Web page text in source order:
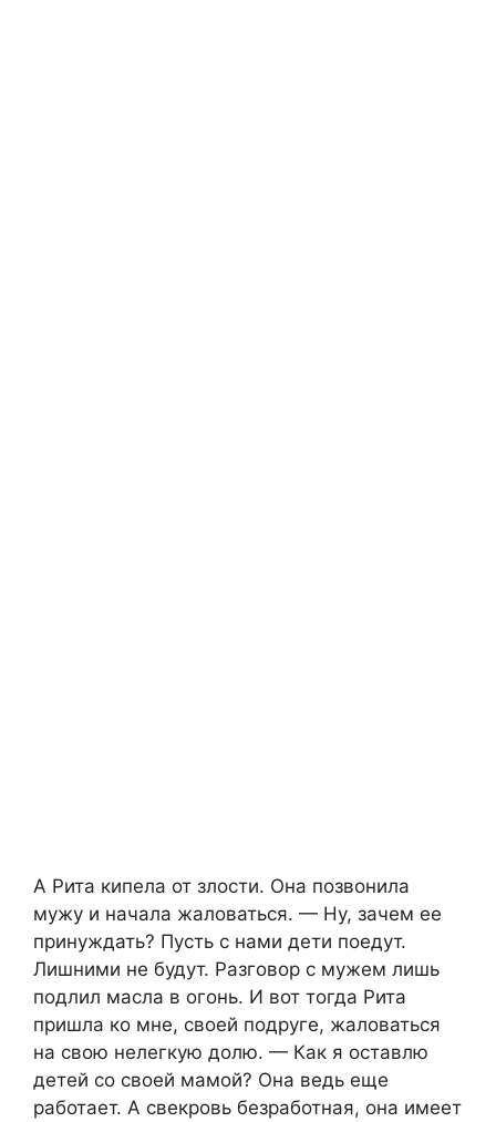
А Рита кипела от злости. Она позвонила
мужу и начала жаловаться. — Ну, зачем ее
принуждать? Пусть с нами дети поедут.
Лишними не будут. Разговор с мужем лишь
подлил масла в огонь. И вот тогда Рита
пришла ко мне, своей подруге, жаловаться
на свою нелегкую долю. — Как я оставлю
детей со своей мамой? Она ведь еще
работает. А свекровь безработная, она имеет